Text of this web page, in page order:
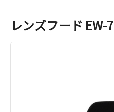
レンズフード EW-